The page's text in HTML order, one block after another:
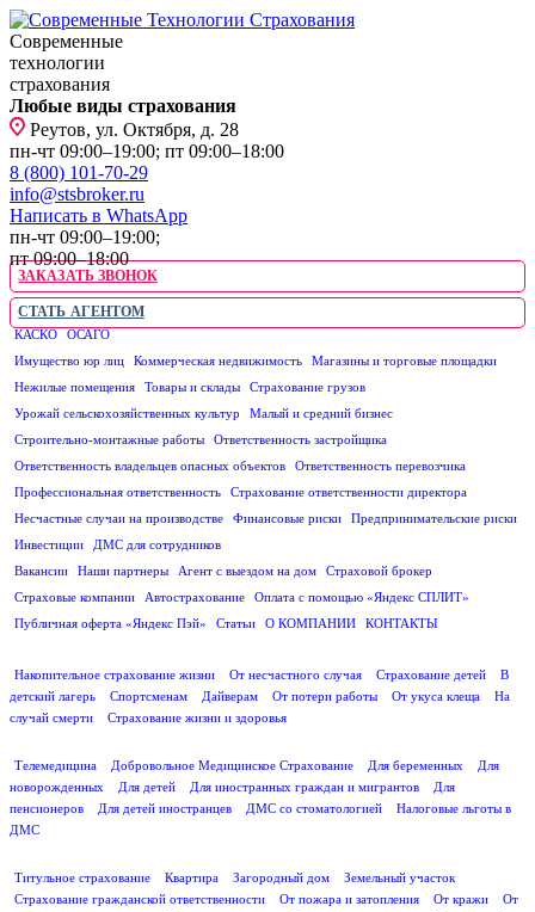
Современные
технологии
страхования
Любые виды страхования
Реутов, ул. Октября, д. 28
пн-чт 09:00–19:00; пт 09:00–18:00
8 (800) 101-70-29
info@stsbroker.ru
Написать в WhatsApp
пн-чт 09:00–19:00;
пт 09:00–18:00
ЗАКАЗАТЬ ЗВОНОК
СТАТЬ АГЕНТОМ
КАСКО ОСАГО
Имущество юр лиц
Коммерческая недвижимость
Магазины и торговые площадки
Нежилые помещения
Товары и склады
Страхование грузов
Урожай сельскохозяйственных культур
Малый и средний бизнес
Строительно-монтажные работы
Ответственность застройщика
Ответственность владельцев опасных объектов
Ответственность перевозчика
Профессиональная ответственность
Страхование ответственности директора
Несчастные случаи на производстве
Финансовые риски
Предпринимательские риски
Инвестиции
ДМС для сотрудников
Вакансии
Наши партнеры Агент с выездом на дом
Страховой брокер
Страховые компании
Автострахование
Оплата с помощью «Яндекс СПЛИТ»
Публичная оферта «Яндекс Пэй»
Статьи О КОМПАНИИ
КОНТАКТЫ
Накопительное страхование жизни
От несчастного случая Страхование детей
В
детский лагерь
Спортсменам Дайверам От потери работы От укуса клеща
На
случай смерти
Страхование жизни и здоровья
Телемедицина
Добровольное Медицинское Страхование Для беременных
Для
новорожденных
Для детей Для иностранных граждан и мигрантов
Для
пенсионеров
Для детей иностранцев ДМС со стоматологией
Налоговые льготы в
ДМС
Титульное страхование
Квартира Загородный дом
Земельный участок
Страхование гражданской ответственности
От пожара и затопления От кражи
От